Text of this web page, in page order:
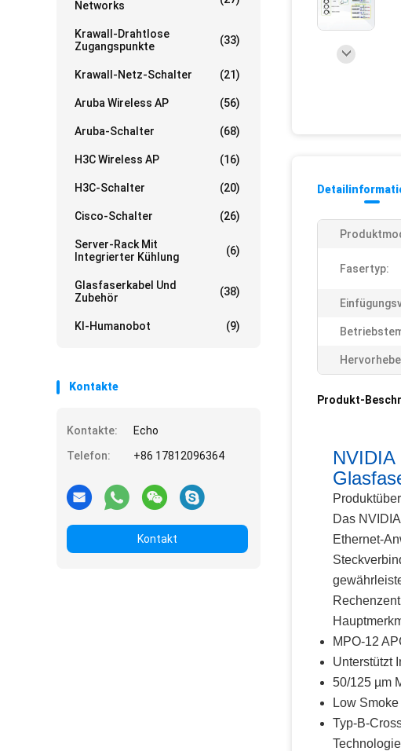
Networks
Krawall-Drahtlose
Zugangspunkte
(33)
Krawall-Netz-Schalter (21)
Aruba Wireless AP (56)
Aruba-Schalter (68)
H3C Wireless AP (16)
H3C-Schalter (20)
Cisco-Schalter (26)
Server-Rack Mit
Integrierter Kühlung
(6)
Glasfaserkabel Und
Zubehör
(38)
KI-Humanobot (9)
Kontakte
Kontakte:
Echo
Telefon:
+86 17812096364
Kontakt
Fasertyp:
Produkt-
Das
Ethernet-
MPO-12
Unterstützt
50/125 µm
Low
Typ-B-